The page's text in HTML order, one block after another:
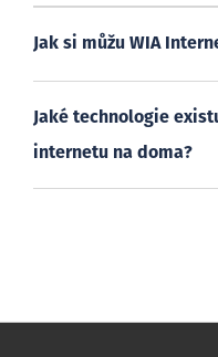
Jak si můžu WIA
Jaké technologie
internetu na doma?